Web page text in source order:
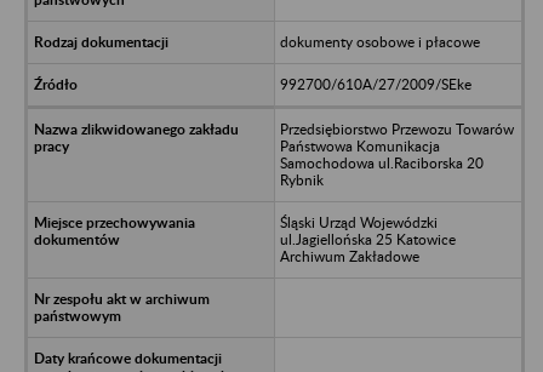
dokumenty osobowe i płacowe
992700/610A/27/2009/SEke
Przedsiębiorstwo Przewozu Towarów
Państwowa Komunikacja
Samochodowa ul.Raciborska 20
Rybnik
Śląski Urząd Wojewódzki
ul.Jagiellońska 25 Katowice
Archiwum Zakładowe